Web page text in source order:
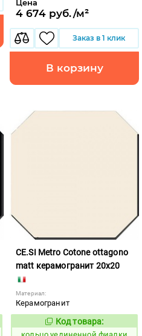
Цена
4 674 руб./м²
Заказ в 1 клик
В корзину
CE.SI Metro Cotone ottagono
matt керамогранит 20x20
Материал:
Керамогранит
747989
Код товара: